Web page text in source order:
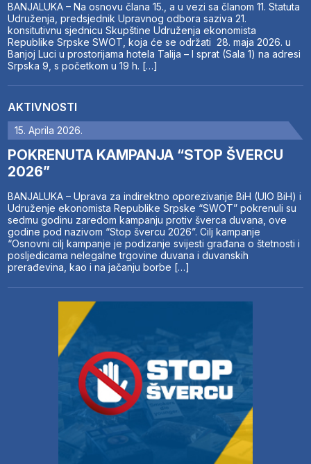
BANJALUKA – Na osnovu člana 15., a u vezi sa članom 11. Statuta
Udruženja, predsjednik Upravnog odbora saziva 21.
konsitutivnu sjednicu Skupštine Udruženja ekonomista
Republike Srpske SWOT, koja će se održati 28. maja 2026. u
Banjoj Luci u prostorijama hotela Talija – I sprat (Sala 1) na adresi
Srpska 9, s početkom u 19 h. […]
AKTIVNOSTI
15. Aprila 2026.
POKRENUTA KAMPANJA “STOP ŠVERCU
2026”
BANJALUKA – Uprava za indirektno oporezivanje BiH (UIO BiH) i
Udruženje ekonomista Republike Srpske “SWOT” pokrenuli su
sedmu godinu zaredom kampanju protiv šverca duvana, ove
godine pod nazivom “Stop švercu 2026”. Cilj kampanje
“Osnovni cilj kampanje je podizanje svijesti građana o štetnosti i
posljedicama nelegalne trgovine duvana i duvanskih
prerađevina, kao i na jačanju borbe […]